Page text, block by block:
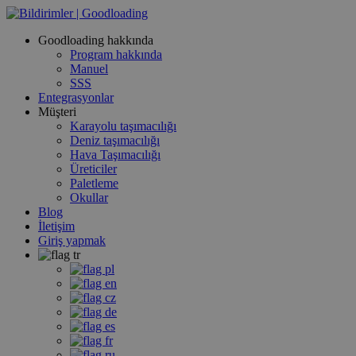
Goodloading hakkında
Program hakkında
Manuel
SSS
Entegrasyonlar
Müşteri
Karayolu taşımacılığı
Deniz taşımacılığı
Hava Taşımacılığı
Üreticiler
Paletleme
Okullar
Blog
İletişim
Giriş yapmak